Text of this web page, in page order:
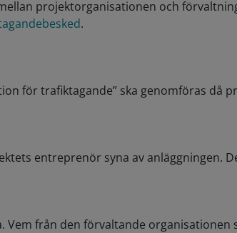
projektorganisationen och
.
för trafiktagande” ska genomföras då
entreprenör syna av anläggningen.
från den förvaltande